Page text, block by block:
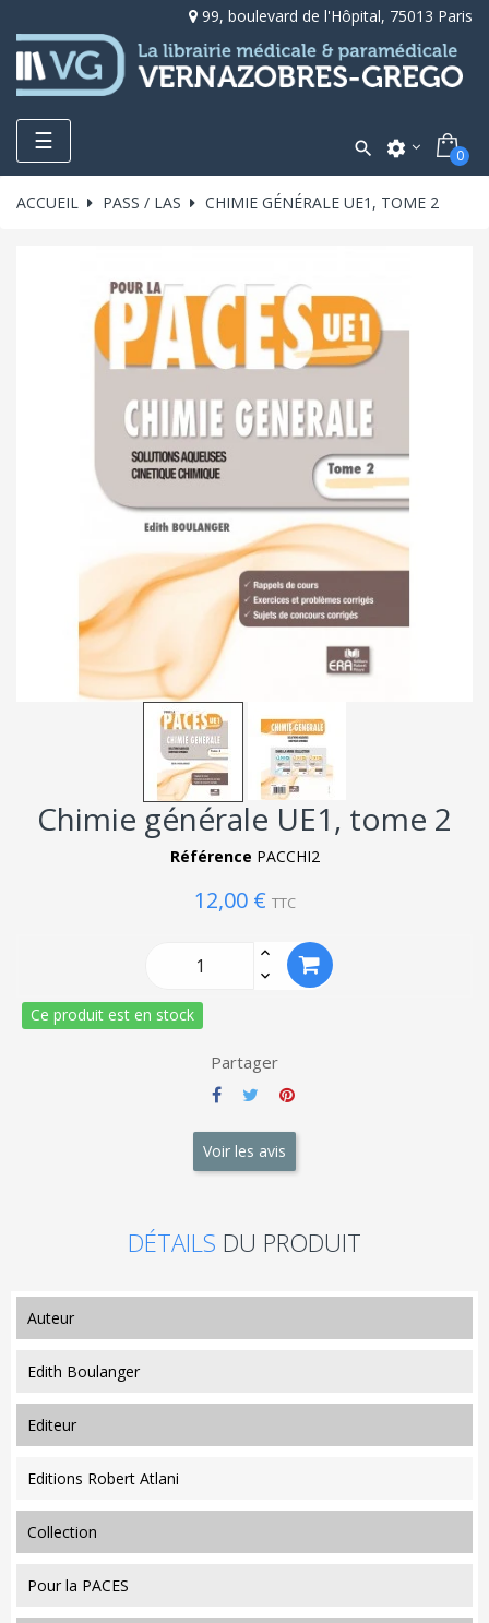
99, boulevard de l'Hôpital, 75013 Paris
Toggle
navigation
☰  settings 0
ACCUEIL PASS / LAS CHIMIE GÉNÉRALE UE1, TOME 2
Chimie générale UE1, tome 2
Référence PACCHI2
12,00 € TTC
Ce produit est en stock
Partager
Voir les avis
DÉTAILS DU PRODUIT
auteur
Edith Boulanger
editeur
Editions Robert Atlani
collection
Pour la PACES